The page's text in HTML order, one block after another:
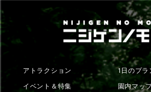
アトラクション
イベント＆特集
1日のプラ
園内マッ